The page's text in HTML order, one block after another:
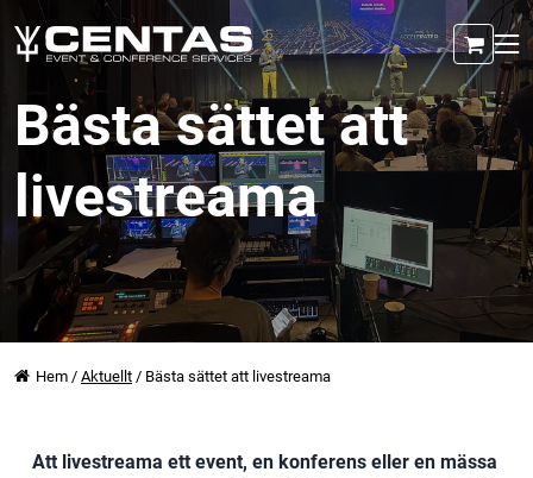
Bästa sättet att
livestreama
Hem / Aktuellt / Bästa sättet att livestreama
Att livestreama ett event, en konferens eller en mässa